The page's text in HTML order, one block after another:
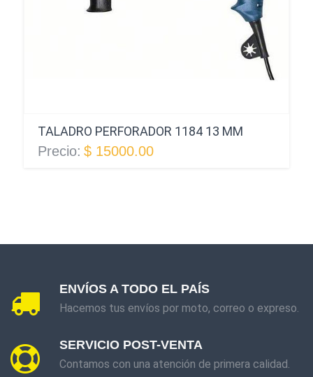
TALADRO PERFORADOR 1184 13 MM
Precio: $ 15000.00
ENVÍOS A TODO EL PAÍS
Hacemos tus envíos por moto, correo o expreso.
SERVICIO POST-VENTA
Contamos con una atención de primera calidad.